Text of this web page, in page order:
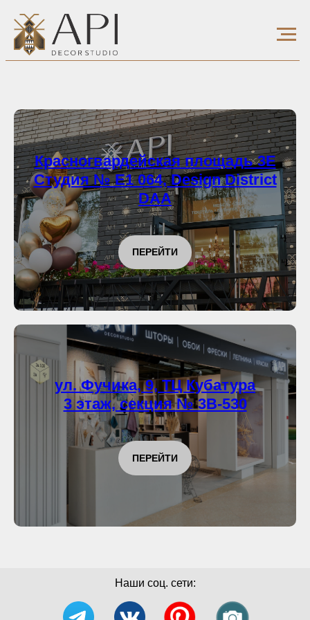
Красногвардейская площадь 3Е
Студия № Е1 064, Design District
DAA
ПЕРЕЙТИ
ул. Фучика, 9, ТЦ Кубатура
3 этаж, секция № 3В-530
ПЕРЕЙТИ
Наши соц. сети: